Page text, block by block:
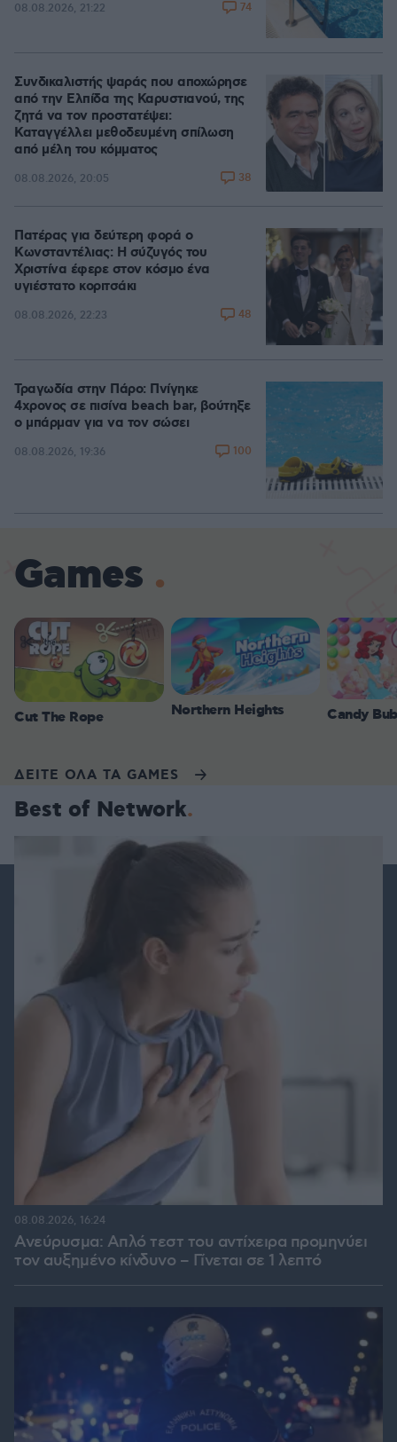
08.08.2026, 21:22 74
Συνδικαλιστής ψαράς που αποχώρησε
από την Ελπίδα της Καρυστιανού, της
ζητά να τον προστατέψει:
Καταγγέλλει μεθοδευμένη σπίλωση
από μέλη του κόμματος
08.08.2026, 20:05 38
Πατέρας για δεύτερη φορά ο
Κωνσταντέλιας: Η σύζυγός του
Χριστίνα έφερε στον κόσμο ένα
υγιέστατο κοριτσάκι
08.08.2026, 22:23 48
Τραγωδία στην Πάρο: Πνίγηκε
4χρονος σε πισίνα beach bar, βούτηξε
ο μπάρμαν για να τον σώσει
08.08.2026, 19:36 100
Games
Cut The Rope Northern Heights Candy
ΔΕΙΤΕ ΟΛΑ ΤΑ GAMES
Best of Network
Ανεύρυσμα: Απλό τεστ του αντίχειρα προμηνύει
τον αυξημένο κίνδυνο – Γίνεται σε 1 λεπτό
08.08.2026, 16:24